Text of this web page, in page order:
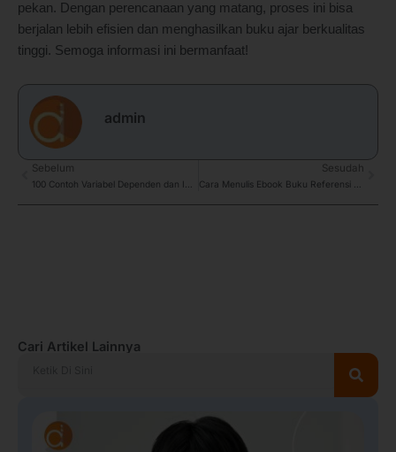
pekan. Dengan perencanaan yang matang, proses ini bisa
berjalan lebih efisien dan menghasilkan buku ajar berkualitas
tinggi. Semoga informasi ini bermanfaat!
admin
Prev
Sebelum Sesudah
Cari Artikel Lainnya